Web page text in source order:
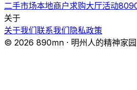
二手市场本地商户求购大厅活动
关于
关于我们联系我们 隐私政策
© 2026 890mn · 明州人的精神家园